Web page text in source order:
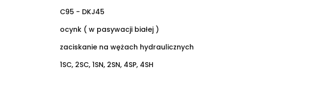
C95 - DKJ45
ocynk ( w pasywacji białej )
zaciskanie na wężach hydraulicznych
1SC, 2SC, 1SN, 2SN, 4SP, 4SH